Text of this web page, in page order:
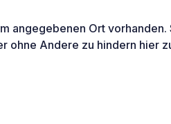
angegebenen Ort vorhanden.
ohne Andere zu hindern hier